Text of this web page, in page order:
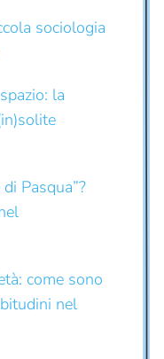
sociologia
la
Pasqua”?
come sono
nel